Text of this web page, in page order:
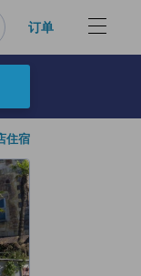
订单
复相同操作以选择
住宿